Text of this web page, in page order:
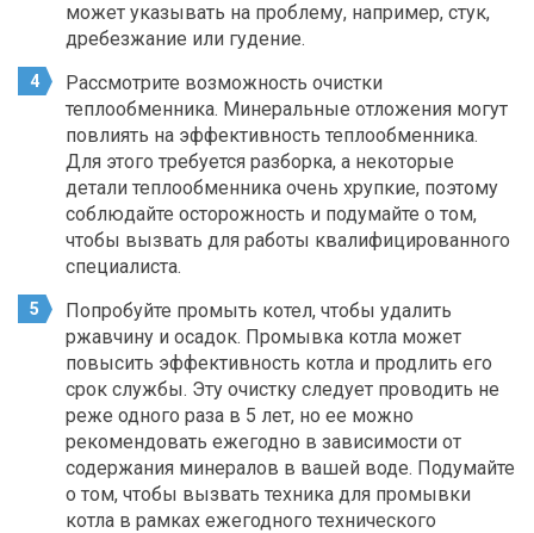
может указывать на проблему, например, стук,
дребезжание или гудение.
Рассмотрите возможность очистки
теплообменника. Минеральные отложения могут
повлиять на эффективность теплообменника.
Для этого требуется разборка, а некоторые
детали теплообменника очень хрупкие, поэтому
соблюдайте осторожность и подумайте о том,
чтобы вызвать для работы квалифицированного
специалиста.
Попробуйте промыть котел, чтобы удалить
ржавчину и осадок. Промывка котла может
повысить эффективность котла и продлить его
срок службы. Эту очистку следует проводить не
реже одного раза в 5 лет, но ее можно
рекомендовать ежегодно в зависимости от
содержания минералов в вашей воде. Подумайте
о том, чтобы вызвать техника для промывки
котла в рамках ежегодного технического